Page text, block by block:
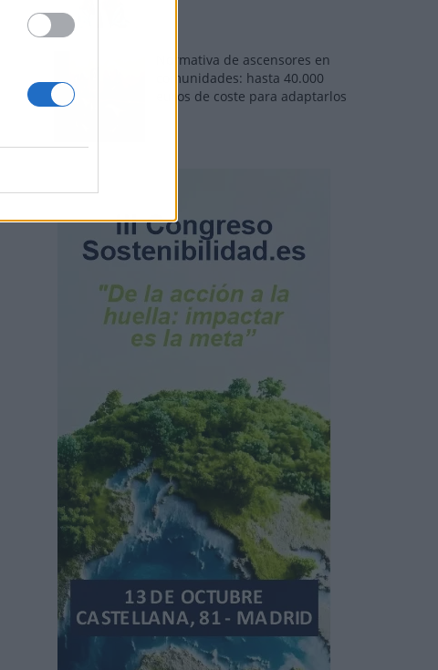
Normativa de ascensores en
comunidades: hasta 40.000
euros de coste para adaptarlos